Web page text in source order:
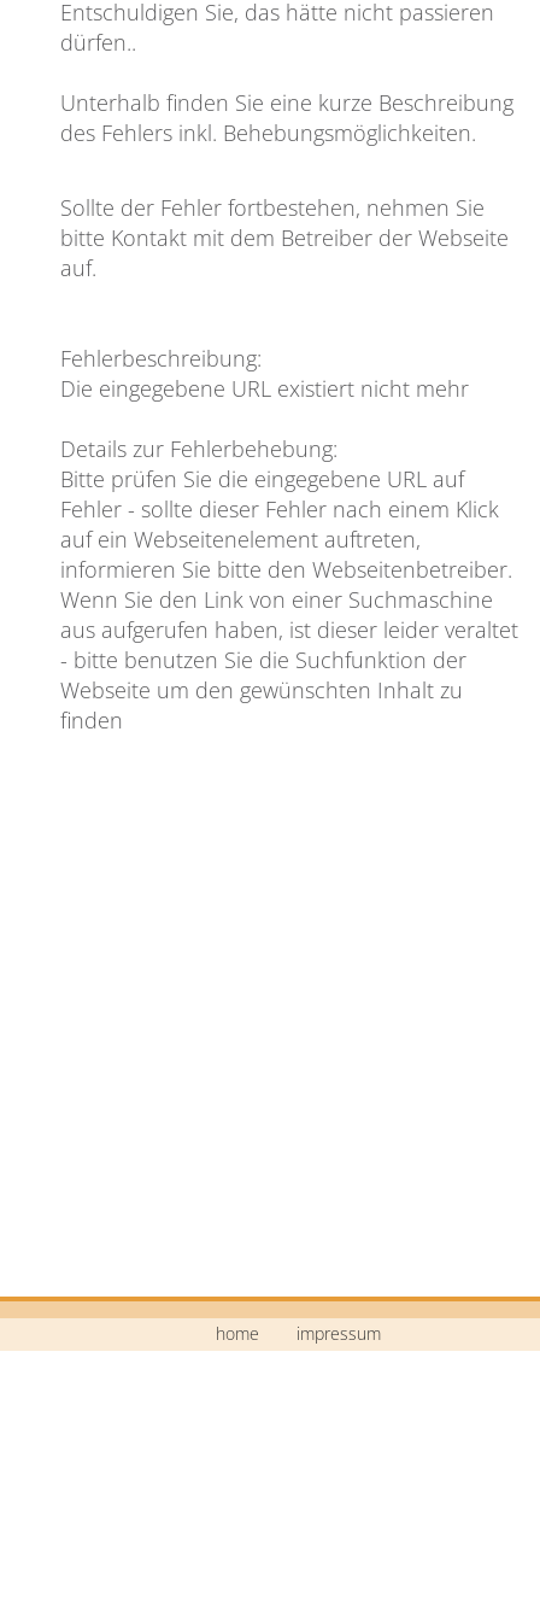
Entschuldigen Sie, das hätte nicht passieren
dürfen..
Unterhalb finden Sie eine kurze Beschreibung
des Fehlers inkl. Behebungsmöglichkeiten.
Sollte der Fehler fortbestehen, nehmen Sie
bitte Kontakt mit dem Betreiber der Webseite
auf.
Fehlerbeschreibung:
Die eingegebene URL existiert nicht mehr
Details zur Fehlerbehebung:
Bitte prüfen Sie die eingegebene URL auf
Fehler - sollte dieser Fehler nach einem Klick
auf ein Webseitenelement auftreten,
informieren Sie bitte den Webseitenbetreiber.
Wenn Sie den Link von einer Suchmaschine
aus aufgerufen haben, ist dieser leider veraltet
- bitte benutzen Sie die Suchfunktion der
Webseite um den gewünschten Inhalt zu
finden
home impressum